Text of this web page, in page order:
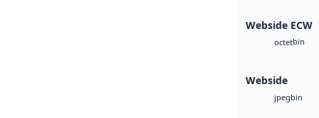
Webside ECW
octetbin
Webside
jpegbin